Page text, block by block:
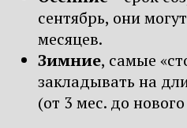
сентябрь, они
месяцев.
Зимние, самые
закладывать на
(от 3 мес. до